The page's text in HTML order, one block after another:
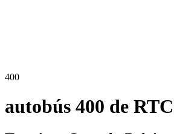
400
autobús 400 de RTC